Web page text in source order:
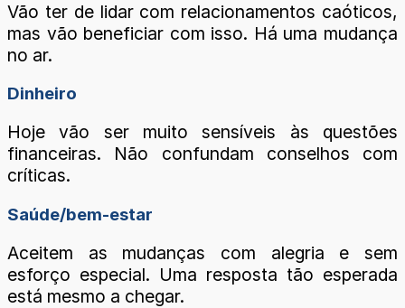
Vão ter de lidar com relacionamentos caóticos,
mas vão beneficiar com isso. Há uma mudança
no ar.
Dinheiro
Hoje vão ser muito sensíveis às questões
financeiras. Não confundam conselhos com
críticas.
Saúde/bem-estar
Aceitem as mudanças com alegria e sem
esforço especial. Uma resposta tão esperada
está mesmo a chegar.